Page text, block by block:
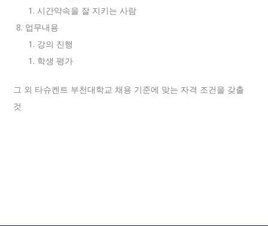
시간약속을 잘 지키는 사람
업무내용
강의 진행
학생 평가
그 외 타슈켄트 부천대학교 채용 기준에 맞는 자격 조건을 갖출
것